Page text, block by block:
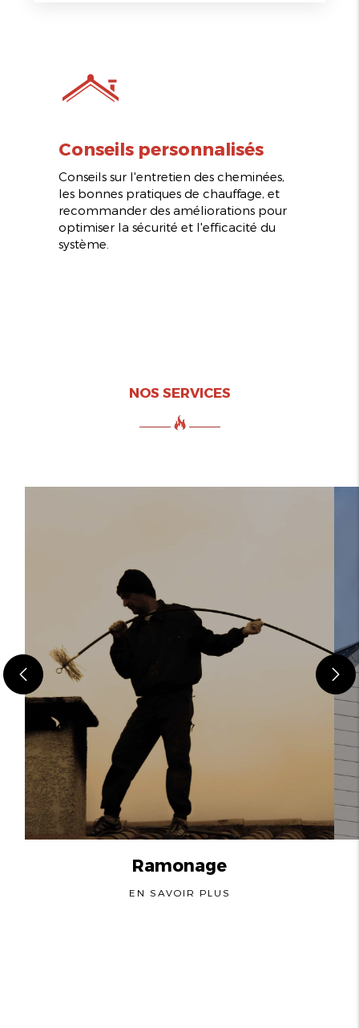
Conseils personnalisés
Conseils sur l'entretien des cheminées,
les bonnes pratiques de chauffage, et
recommander des améliorations pour
optimiser la sécurité et l'efficacité du
système.
NOS SERVICES
Ramonage
EN SAVOIR PLUS